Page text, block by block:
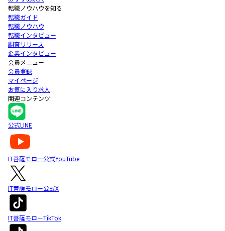
転職ノウハウを知る
転職ガイド
転職ノウハウ
転職インタビュー
調査リリース
企業インタビュー
会員メニュー
会員登録
マイページ
お気に入り求人
関連コンテンツ
公式LINE
IT菩薩モロー公式YouTube
IT菩薩モロー公式X
IT菩薩モローTikTok